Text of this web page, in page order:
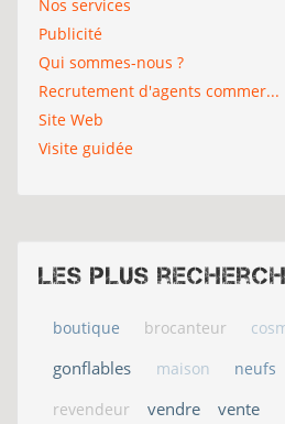
Nos services
Publicité
Qui sommes-nous ?
Recrutement d'agents commer...
Site Web
Visite guidée
Les plus
boutique brocanteur
gonflables maison neufs
revendeur
vendre vente